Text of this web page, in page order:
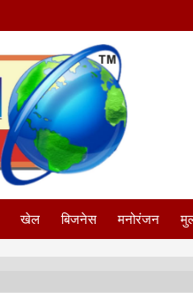
खेल बिजनेस मनोरंजन